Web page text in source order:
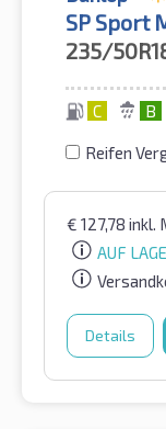
SP Sport
235/
C B
Reifen
€ 127,78 inkl.
AUF
Details